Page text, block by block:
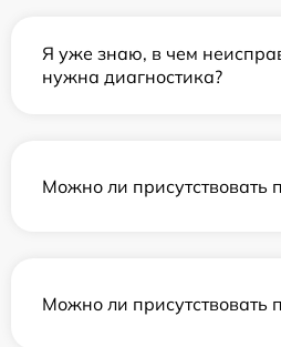
Я уже знаю, в чем
нужна диагностика?
Можно ли присутствовать
Можно ли присутствовать